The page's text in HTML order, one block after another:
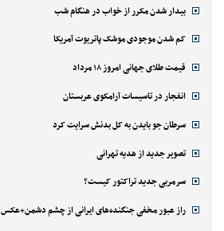
بیدار شدن مکرر از خواب در هنگام شب
کم شدن موجودی موشک پاتریوت آمریکا
قیمت طلای جهانی امروز ۱۸ مرداد
انفجار در تاسیسات آرامکوی عربستان
سرطان جو بایدن به کل بدنش سرایت کرد
تصویر جدید از هدیه تهرانی
سرمربی جدید تراکتور کیست؟
راز عبور مخفی جنگنده‌های ایرانی از چشم دشمن+عکس